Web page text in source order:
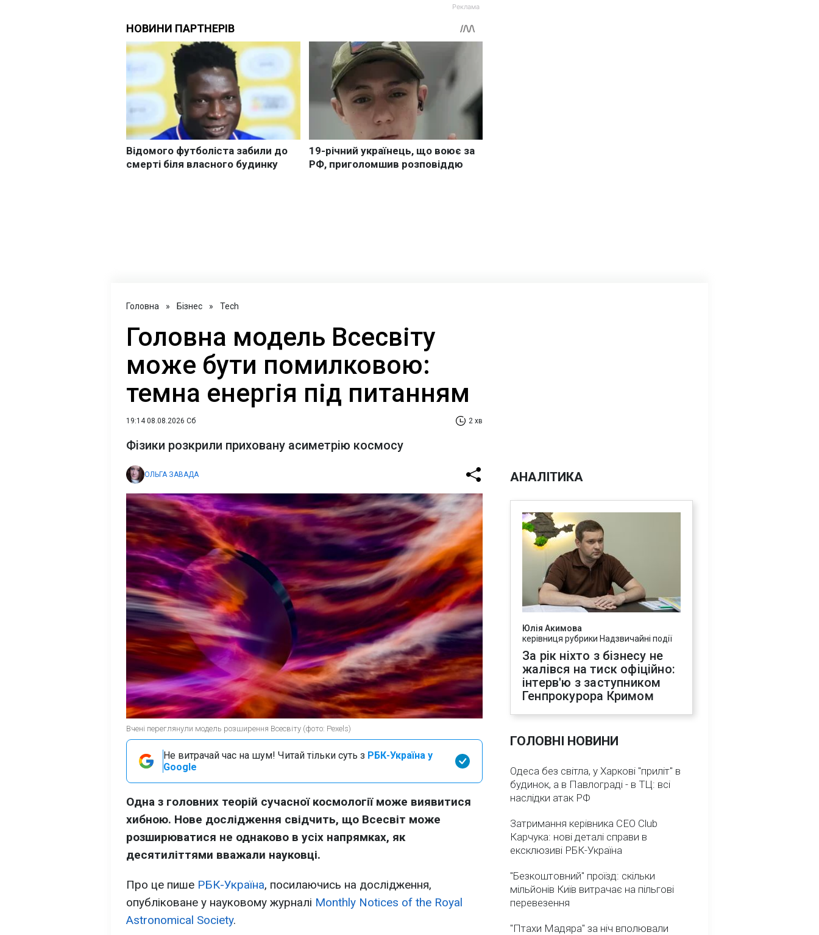
Головна » Бізнес » Tech
Головна модель Всесвіту
може бути помилковою:
темна енергія під питанням
19:14 08.08.2026 Сб 2 хв
Фізики розкрили приховану асиметрію космосу
ОЛЬГА ЗАВАДА
Вчені переглянули модель розширення Всесвіту (фото: Pexels)
Не витрачай час на шум! Читай тільки суть з РБК-Україна у
Google
Одна з головних теорій сучасної космології може виявитися
хибною. Нове дослідження свідчить, що Всесвіт може
розширюватися не однаково в усіх напрямках, як
десятиліттями вважали науковці.
Про це пише РБК-Україна, посилаючись на дослідження,
опубліковане у науковому журналі Monthly Notices of the Royal
Astronomical Society.
АНАЛІТИКА
Юлія Акимова
керівниця рубрики Надзвичайні події
За рік ніхто з бізнесу не
жалівся на тиск офіційно:
інтерв'ю з заступником
Генпрокурора Кримом
ГОЛОВНІ НОВИНИ
Одеса без світла, у Харкові "приліт" в
будинок, а в Павлограді - в ТЦ: всі
наслідки атак РФ
Затримання керівника CEO Club
Карчука: нові деталі справи в
ексклюзиві РБК-Україна
"Безкоштовний" проїзд: скільки
мільйонів Київ витрачає на пільгові
перевезення
"Птахи Мадяра" за ніч вполювали